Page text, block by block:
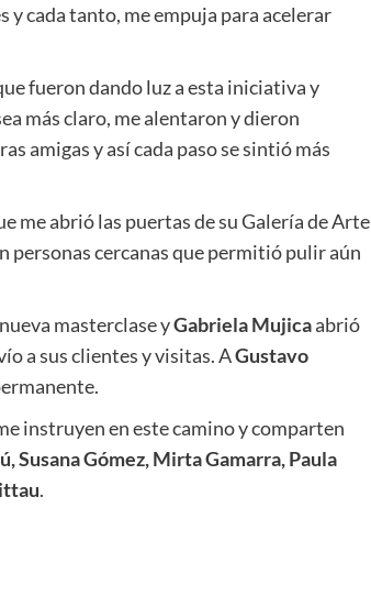
y cada tanto, me empuja para acelerar
fueron dando luz a esta iniciativa y
más claro, me alentaron y dieron
amigas y así cada paso se sintió más
me abrió las puertas de su Galería de Arte
cercanas que permitió pulir aún
masterclase yGabriela Mujicaabrió
a sus clientes y visitas. AGustavo
instruyen en este camino y comparten
Susana Gómez, Mirta Gamarra, Paula
.